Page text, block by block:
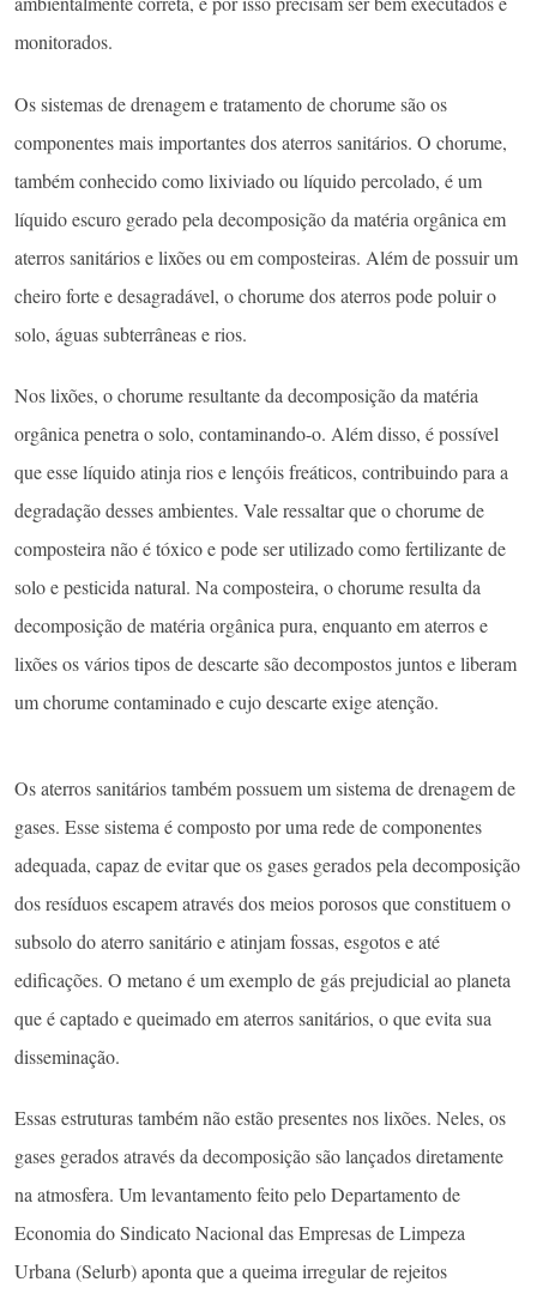
monitorados.
Os sistemas de drenagem e tratamento de chorume são os
componentes mais importantes dos aterros sanitários. O chorume,
também conhecido como lixiviado ou líquido percolado, é um
líquido escuro gerado pela decomposição da matéria orgânica em
aterros sanitários e lixões ou em composteiras. Além de possuir um
cheiro forte e desagradável, o chorume dos aterros pode poluir o
solo, águas subterrâneas e rios.
Nos lixões, o chorume resultante da decomposição da matéria
orgânica penetra o solo, contaminando-o. Além disso, é possível
que esse líquido atinja rios e lençóis freáticos, contribuindo para a
degradação desses ambientes. Vale ressaltar que o chorume de
composteira não é tóxico e pode ser utilizado como fertilizante de
solo e pesticida natural. Na composteira, o chorume resulta da
decomposição de matéria orgânica pura, enquanto em aterros e
lixões os vários tipos de descarte são decompostos juntos e liberam
um chorume contaminado e cujo descarte exige atenção.
Os aterros sanitários também possuem um sistema de drenagem de
gases. Esse sistema é composto por uma rede de componentes
adequada, capaz de evitar que os gases gerados pela decomposição
dos resíduos escapem através dos meios porosos que constituem o
subsolo do aterro sanitário e atinjam fossas, esgotos e até
edificações. O metano é um exemplo de gás prejudicial ao planeta
que é captado e queimado em aterros sanitários, o que evita sua
disseminação.
Essas estruturas também não estão presentes nos lixões. Neles, os
gases gerados através da decomposição são lançados diretamente
na atmosfera. Um levantamento feito pelo Departamento de
Economia do Sindicato Nacional das Empresas de Limpeza
Urbana (Selurb) aponta que a queima irregular de rejeitos